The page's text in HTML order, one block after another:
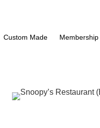
Custom Made Membership